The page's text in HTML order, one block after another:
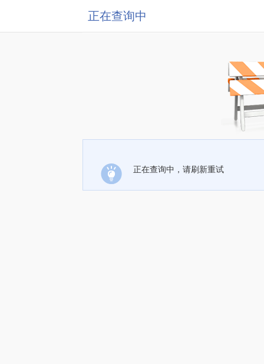
正在查询中
正在查询中，请刷新重试